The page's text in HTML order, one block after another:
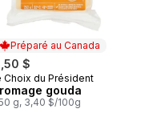
Préparé au Canada
$
au Canada
Choix du Président
gouda
g, 3,40 $/100g